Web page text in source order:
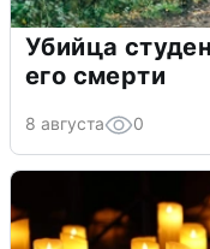
Убийца
его смерти
8 августа 0